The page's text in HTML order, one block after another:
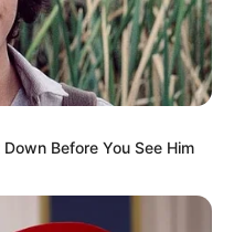
deixe pra gente o
Before You See Him